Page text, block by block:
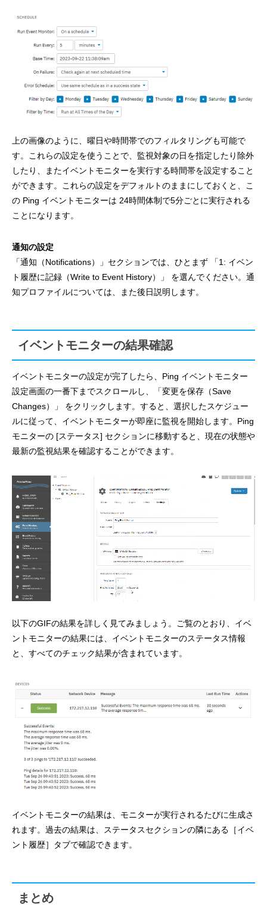
上の画像のように、曜日や時間帯でのフィルタリングも可能で
す。これらの設定を使うことで、監視対象の日を指定したり除外
したり、またイベントモニターを実行する時間帯を設定すること
ができます。これらの設定をデフォルトのままにしておくと、こ
の Ping イベントモニターは 24時間体制で5分ごとに実行される
ことになります。
通知の設定
「通知（Notifications）」セクションでは、ひとまず 「1: イベン
ト履歴に記録（Write to Event History）」 を選んでください。通
知プロファイルについては、また後日説明します。
イベントモニターの結果確認
イベントモニターの設定が完了したら、Ping イベントモニター
設定画面の一番下までスクロールし、「変更を保存（Save
Changes）」 をクリックします。すると、選択したスケジュー
ルに従って、イベントモニターが即座に監視を開始します。Ping
モニターの [ステータス] セクションに移動すると、現在の状態や
最新の監視結果を確認することができます。
以下のGIFの結果を詳しく見てみましょう。ご覧のとおり、イベ
ントモニターの結果には、イベントモニターのステータス情報
と、すべてのチェック結果が含まれています。
イベントモニターの結果は、モニターが実行されるたびに生成さ
れます。過去の結果は、ステータスセクションの隣にある［イベ
ント履歴］タブで確認できます。
まとめ